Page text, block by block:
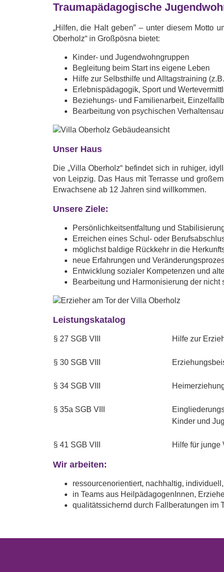
Traumapädagogische
„Hilfen, die Halt geben” – unter diesem Motto
Oberholz“ in Großpösna bietet:
Kinder- und Jugendwohngruppen
Begleitung beim Start ins eigene Leben
Hilfe zur Selbsthilfe und Alltagstraining
Erlebnispädagogik, Sport und
Beziehungs- und Familienarbeit,
Bearbeitung von psychischen
Unser Haus
Die „Villa Oberholz“ befindet sich in ruhiger,
von Leipzig. Das Haus mit Terrasse und
Erwachsene ab 12 Jahren sind willkommen.
Unsere Ziele:
Persönlichkeitsentfaltung und
Erreichen eines Schul- oder
möglichst baldige Rückkehr in die
neue Erfahrungen und
Entwicklung sozialer Kompetenzen und
Bearbeitung und Harmonisierung der
Leistungskatalog
§ 27 SGB VIII Hilfe zur
§ 30 SGB VIII
§ 34 SGB VIII
§ 35a SGB VIII
Kinder und
§ 41 SGB VIII Hilfe für junge
Wir arbeiten:
ressourcenorientiert, nachhaltig,
in Teams aus HeilpädagogenInnen,
qualitätssichernd durch Fallberatungen im